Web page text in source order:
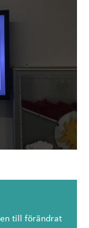
till förändrat